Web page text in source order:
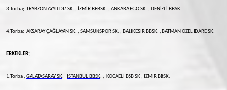
3.Torba; TRABZON AYYILDIZ SK. , İZMİR BBBSK. , ANKARA EGO SK. , DENİZLİ BBSK.
4.Torba: AKSARAY ÇAĞLAYAN SK. , SAMSUNSPOR SK. , BALIKESİR BBSK. , BATMAN ÖZEL İDARE SK.
ERKEKLER;
1.Torba ; GALATASARAY SK. , İSTANBUL BBSK. , KOCAELİ BŞB SK , İZMİR BBSK.